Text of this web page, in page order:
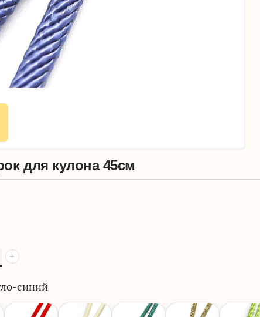
для кулона 45см
+
синий